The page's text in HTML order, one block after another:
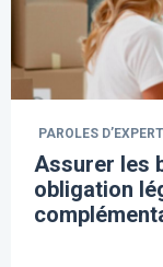
PAROLES D’EXPERT
Assurer les
obligation